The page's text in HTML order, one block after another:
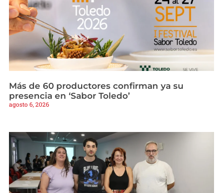
Más de 60 productores confirman ya su
presencia en ‘Sabor Toledo’
agosto 6, 2026